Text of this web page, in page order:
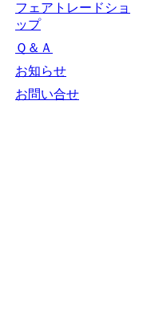
フェアトレードショ
ップ
Ｑ＆Ａ
お知らせ
お問い合せ